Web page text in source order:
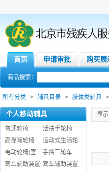
首页 申请审批 购买展
商品搜索：
所有分类 > 辅具目录 > 肢体类辅具 >
个人移动辅具
普通轮椅
活扶手轮椅
高靠背轮椅
运动式生活轮
电动轮椅(室
手摇三轮车
驾车辅助装置 驾车辅助装置
显示